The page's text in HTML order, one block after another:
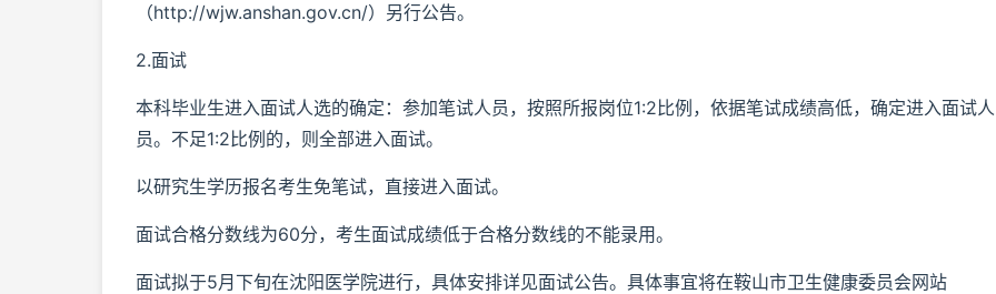
（http://wjw.anshan.gov.cn/）另行公告。
2.面试
本科毕业生进入面试人选的确定：参加笔试人员，按照所报岗位1:2比例，依据笔试成绩高低，确定进入面试人
员。不足1:2比例的，则全部进入面试。
以研究生学历报名考生免笔试，直接进入面试。
面试合格分数线为60分，考生面试成绩低于合格分数线的不能录用。
面试拟于5月下旬在沈阳医学院进行，具体安排详见面试公告。具体事宜将在鞍山市卫生健康委员会网站